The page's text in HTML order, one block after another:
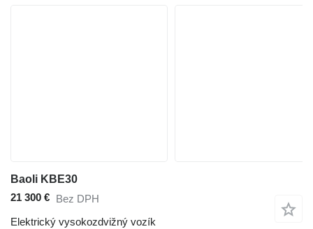
Baoli KBE30
21 300 € Bez DPH
Elektrický vysokozdvižný vozík